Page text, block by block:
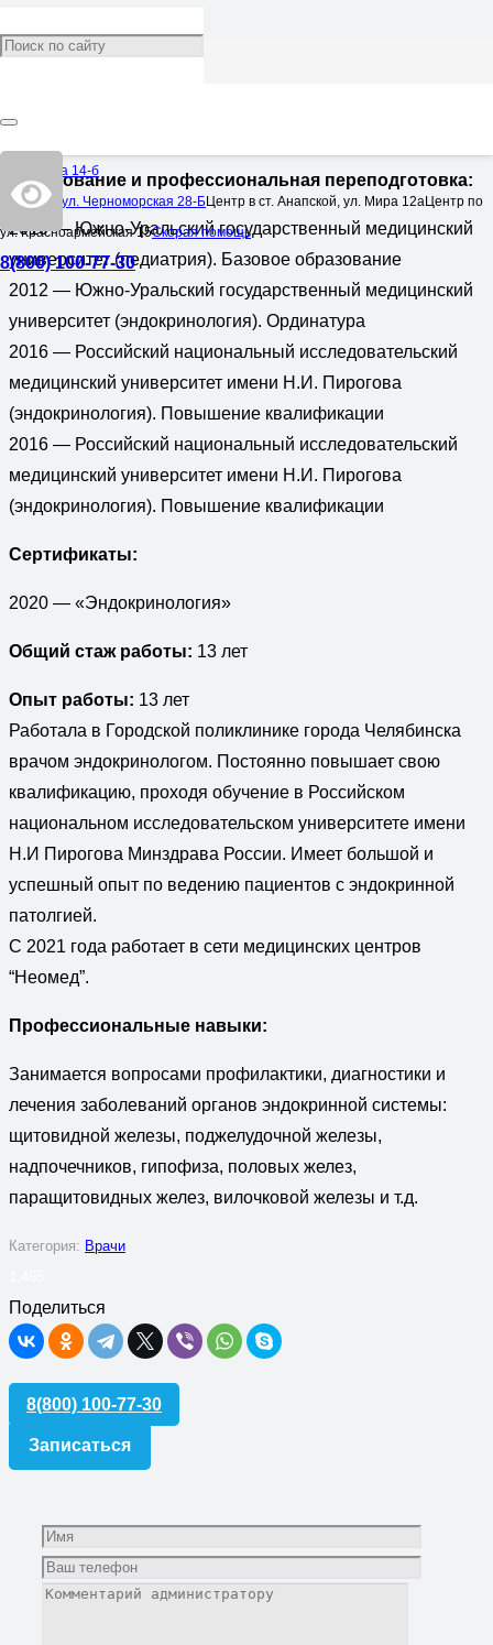
Омелькова 14-б
Центр по ул. Черноморская 28-БЦентр в ст. Анапской, ул. Мира 12аЦентр по
ул. Красноармейская 15Скорая помощь
8(800) 100-77-30
Аленина Татьяна
Врач:
Образование и профессиональная переподготовка:
2010 — Южно-Уральский государственный медицинский
университет (педиатрия). Базовое образование
2012 — Южно-Уральский государственный медицинский
университет (эндокринология). Ординатура
2016 — Российский национальный исследовательский
медицинский университет имени Н.И. Пирогова
(эндокринология). Повышение квалификации
2016 — Российский национальный исследовательский
медицинский университет имени Н.И. Пирогова
(эндокринология). Повышение квалификации
Сертификаты:
2020 — «Эндокринология»
Общий стаж работы: 13 лет
Опыт работы: 13 лет
Работала в Городской поликлинике города Челябинска
врачом эндокринологом. Постоянно повышает свою
квалификацию, проходя обучение в Российском
национальном исследовательском университете имени
Н.И Пирогова Минздрава России. Имеет большой и
успешный опыт по ведению пациентов с эндокринной
патолгией.
С 2021 года работает в сети медицинских центров
“Неомед”.
Профессиональные навыки:
Занимается вопросами профилактики, диагностики и
лечения заболеваний органов эндокринной системы:
щитовидной железы, поджелудочной железы,
надпочечников, гипофиза, половых желез,
паращитовидных желез, вилочковой железы и т.д.
Категория: Врачи
Поделиться
8(800) 100-77-30
Записаться